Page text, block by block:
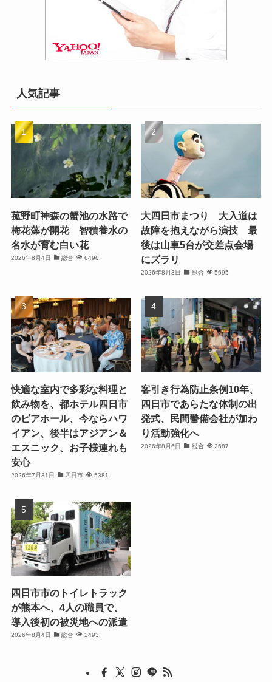
人気記事
菰野町神森の蟹池の水路で
梅花藻が開花 智積養水の
名水が育む白い花
2026年8月4日 総合 6496
大四日市まつり 大入道は
故障を抱えながら演技 最
後は山車5台が交差点会場
にズラリ
2026年8月3日 総合 5695
快適な室内で多彩な料理と
飲み物を、都ホテル四日市
のビアホール、今ならハワ
イアン、後半はアジアン＆
エスニック、お子様連れも
安心
2026年7月31日 四日市 5381
客引き行為防止条例10年、
四日市であらたな体制の出
発式、民間警備会社が加わ
り活動強化へ
2026年8月6日 総合 2687
四日市市のトイレトラック
が熊本へ、4人の職員で、
導入後初の被災地への派遣
2026年8月4日 総合 2493